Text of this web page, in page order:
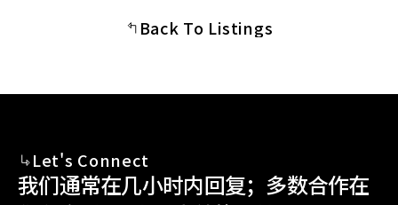
Back To Listings
Let's Connect
我们通常在几小时内回复；多数合作在